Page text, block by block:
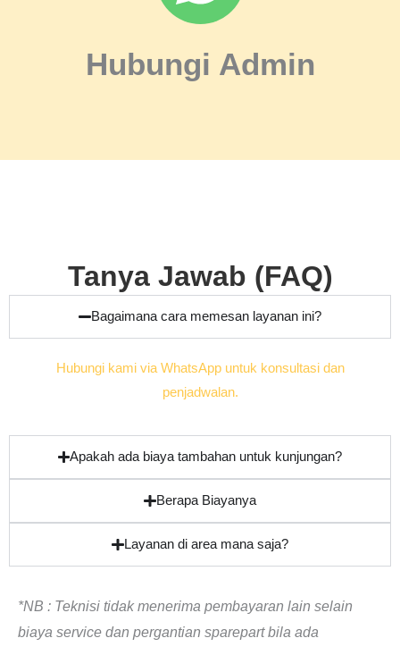
Hubungi Admin
Tanya Jawab (FAQ)
Bagaimana cara memesan layanan ini?
Hubungi kami via WhatsApp untuk konsultasi dan
penjadwalan.
Apakah ada biaya tambahan untuk kunjungan?
Berapa Biayanya
Layanan di area mana saja?
*NB : Teknisi tidak menerima pembayaran lain selain
biaya service dan pergantian sparepart bila ada